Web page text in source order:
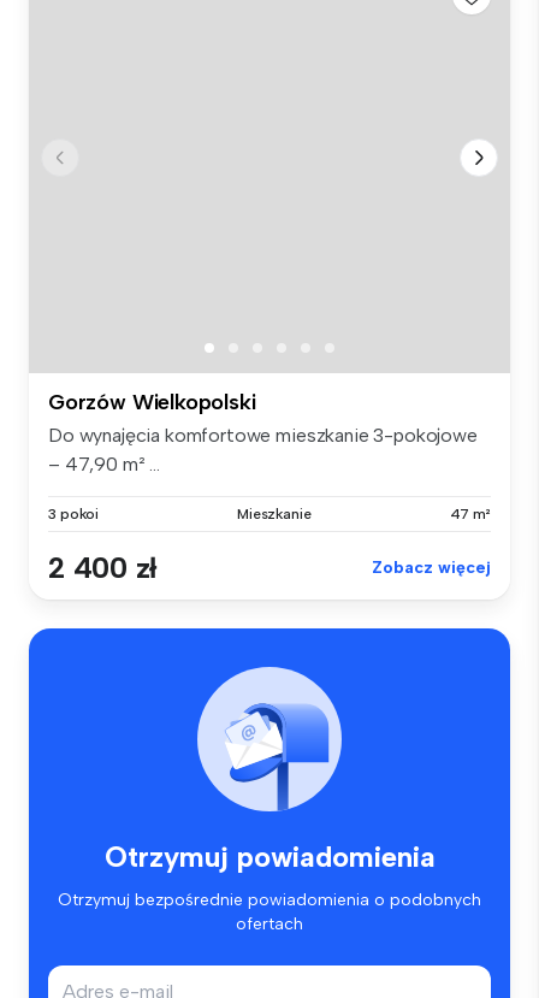
Gorzów Wielkopolski
Do wynajęcia komfortowe mieszkanie 3-pokojowe
– 47,90 m² ...
3 pokoi Mieszkanie 47 m²
2 400 zł Zobacz więcej
Otrzymuj powiadomienia
Otrzymuj bezpośrednie powiadomienia o podobnych
ofertach